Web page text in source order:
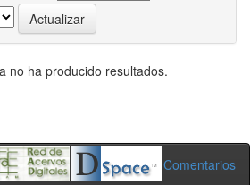
no ha producido resultados.
Comentarios